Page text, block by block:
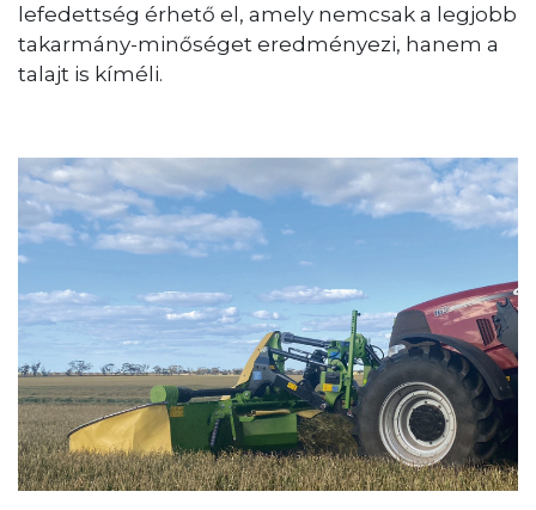
lefedettség érhető el, amely nemcsak a legjobb
takarmány-minőséget eredményezi, hanem a
talajt is kíméli.